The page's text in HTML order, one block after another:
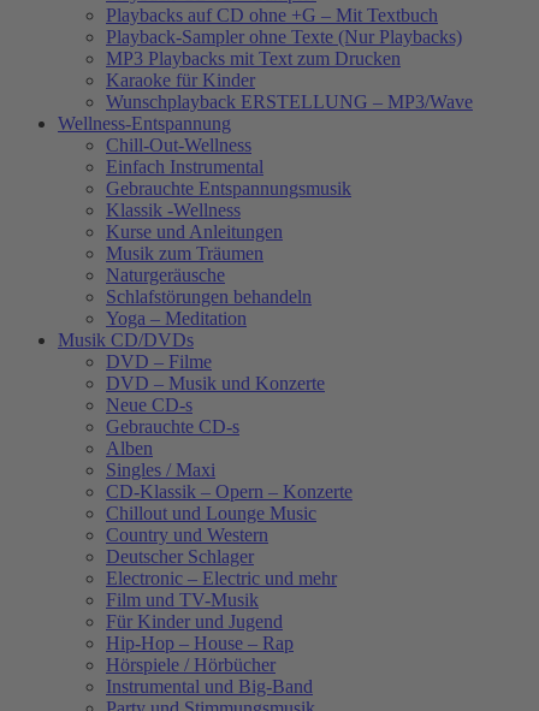
Playbacks auf CD ohne +G – Mit Textbuch
Playback-Sampler ohne Texte (Nur Playbacks)
MP3 Playbacks mit Text zum Drucken
Karaoke für Kinder
Wunschplayback ERSTELLUNG – MP3/Wave
Wellness-Entspannung
Chill-Out-Wellness
Einfach Instrumental
Gebrauchte Entspannungsmusik
Klassik -Wellness
Kurse und Anleitungen
Musik zum Träumen
Naturgeräusche
Schlafstörungen behandeln
Yoga – Meditation
Musik CD/DVDs
DVD – Filme
DVD – Musik und Konzerte
Neue CD-s
Gebrauchte CD-s
Alben
Singles / Maxi
CD-Klassik – Opern – Konzerte
Chillout und Lounge Music
Country und Western
Deutscher Schlager
Electronic – Electric und mehr
Film und TV-Musik
Für Kinder und Jugend
Hip-Hop – House – Rap
Hörspiele / Hörbücher
Instrumental und Big-Band